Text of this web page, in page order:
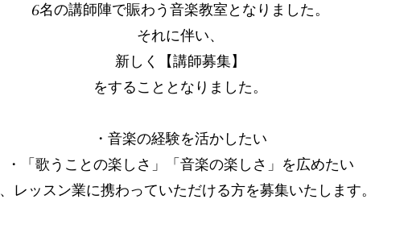
6名の講師陣で賑わう音楽教室となりました。
それに伴い、
新しく【講師募集】
をすることとなりました。
・音楽の経験を活かしたい
・「歌うことの楽しさ」「音楽の楽しさ」を広めたい
レッスン業に携わっていただける方を募集いたします​。